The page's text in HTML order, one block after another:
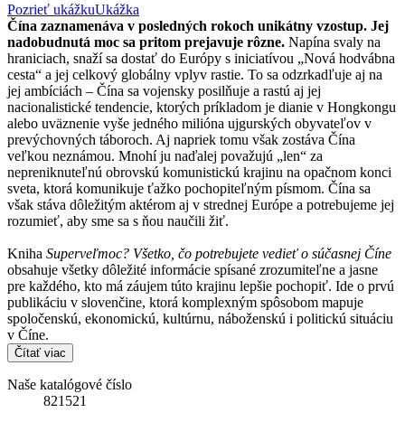
Pozrieť ukážkuUkážka
Čína zaznamenáva v posledných rokoch unikátny vzostup. Jej
nadobudnutá moc sa pritom prejavuje rôzne. Napína svaly na
hraniciach, snaží sa dostať do Európy s iniciatívou „Nová hodvábna
cesta“ a jej celkový globálny vplyv rastie. To sa odzrkadľuje aj na
jej ambíciách – Čína sa vojensky posilňuje a rastú aj jej
nacionalistické tendencie, ktorých príkladom je dianie v Hongkongu
alebo uväznenie vyše jedného milióna ujgurských obyvateľov v
prevýchovných táboroch. Aj napriek tomu však zostáva Čína
veľkou neznámou. Mnohí ju naďalej považujú „len“ za
nepreniknuteľnú obrovskú komunistickú krajinu na opačnom konci
sveta, ktorá komunikuje ťažko pochopiteľným písmom. Čína sa
však stáva dôležitým aktérom aj v strednej Európe a potrebujeme jej
rozumieť, aby sme sa s ňou naučili žiť.
Kniha Superveľmoc? Všetko, čo potrebujete vedieť o súčasnej Číne
obsahuje všetky dôležité informácie spísané zrozumiteľne a jasne
pre každého, kto má záujem túto krajinu lepšie pochopiť. Ide o prvú
publikáciu v slovenčine, ktorá komplexným spôsobom mapuje
spoločenskú, ekonomickú, kultúrnu, náboženskú i politickú situáciu
v Číne.
Čítať viac
Naše katalógové číslo
821521